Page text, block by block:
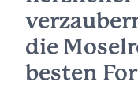
die
besten